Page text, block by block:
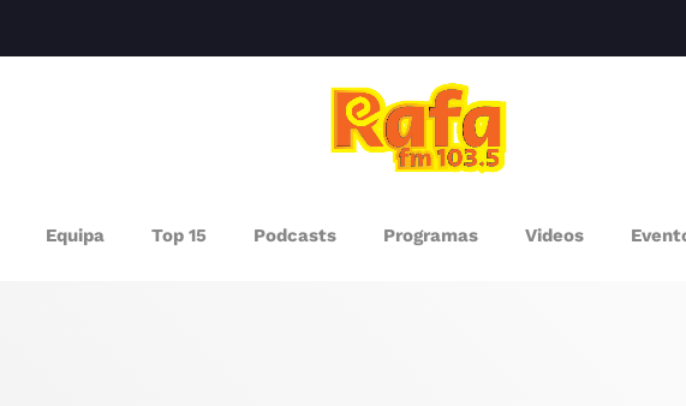
Equipa Top 15 Podcasts Programas Videos